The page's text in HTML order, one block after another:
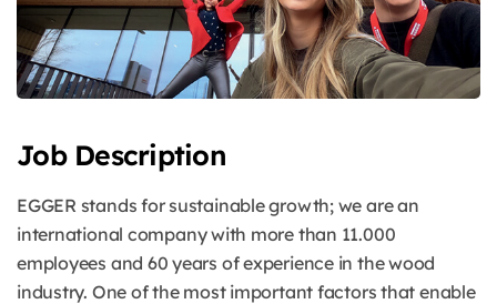
Job Description
EGGER stands for sustainable growth; we are an
international company with more than 11.000
employees and 60 years of experience in the wood
industry. One of the most important factors that enable